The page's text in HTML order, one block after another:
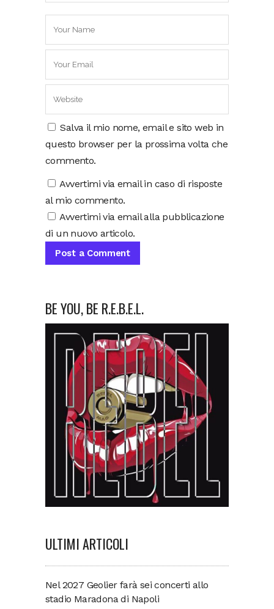
Salva il mio nome, email e sito web in
questo browser per la prossima volta che
commento.
Avvertimi via email in caso di risposte
al mio commento.
Avvertimi via email alla pubblicazione
di un nuovo articolo.
BE YOU, BE R.E.B.E.L.
ULTIMI ARTICOLI
Nel 2027 Geolier farà sei concerti allo
stadio Maradona di Napoli